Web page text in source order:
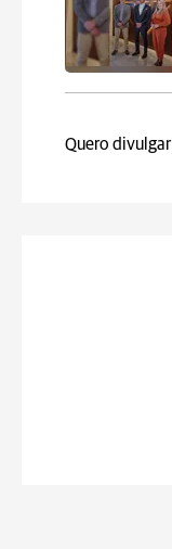
Quero divulgar